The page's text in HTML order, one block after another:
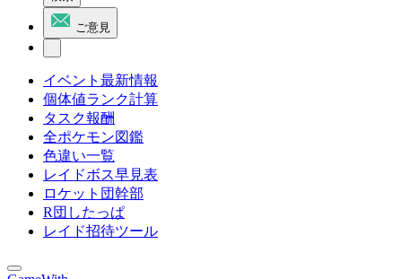
ご意見
イベント最新情報
個体値ランク計算
タスク報酬
全ポケモン図鑑
色違い一覧
レイドボス早見表
ロケット団幹部
R団したっぱ
レイド招待ツール